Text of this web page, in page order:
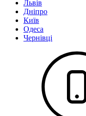
Львів
Дніпро
Київ
Одеса
Чернівці